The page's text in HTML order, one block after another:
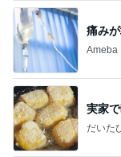
痛み
Ameba
実家
だいた